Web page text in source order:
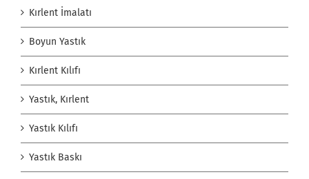
Kırlent İmalatı
Boyun Yastık
Kırlent Kılıfı
Yastık, Kırlent
Yastık Kılıfı
Yastık Baskı